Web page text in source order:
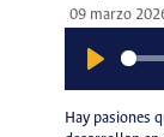
09 marzo
Hay pasiones